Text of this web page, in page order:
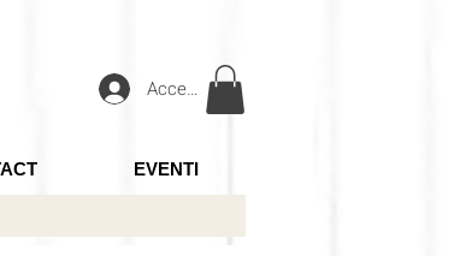
Accedi
EVENTI